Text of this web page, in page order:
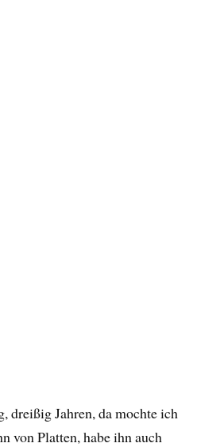
dreißig Jahren, da mochte ich
von Platten, habe ihn auch